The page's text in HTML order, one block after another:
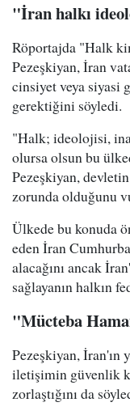
"İran halkı
Röportajda "Halk
Pezeşkiyan, İran
cinsiyet veya siyasi
gerektiğini söyledi.
"Halk; ideolojisi,
olursa olsun bu
Pezeşkiyan,
zorunda olduğunu
Ülkede bu konuda
eden İran
alacağını ancak
sağlayanın halkın
"Mücteba
Pezeşkiyan,
iletişimin güvenlik
zorlaştığını da